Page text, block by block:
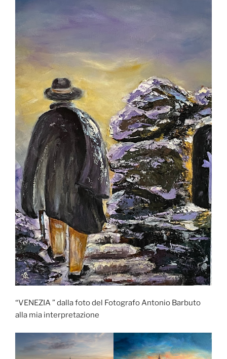
“VENEZIA ” dalla foto del Fotografo Antonio Barbuto
alla mia interpretazione